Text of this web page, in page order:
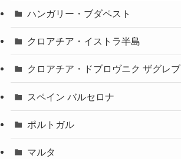
ハンガリー・ブダペスト
クロアチア・イストラ半島
クロアチア・ドブロヴニク ザグレブ
スペイン バルセロナ
ポルトガル
マルタ